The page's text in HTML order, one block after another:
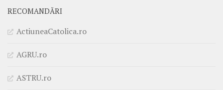
RECOMANDĂRI
ActiuneaCatolica.ro
AGRU.ro
ASTRU.ro